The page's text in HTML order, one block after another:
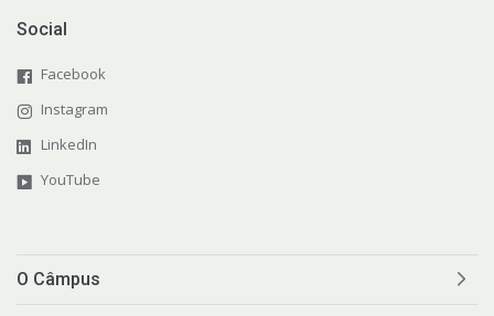
Social
Facebook
Instagram
LinkedIn
YouTube
O Câmpus